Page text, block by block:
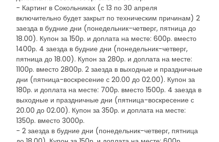
- Картинг в Сокольниках (с 13 по 30 апреля
включительно будет закрыт по техническим причинам) 2
заезда в будние дни (понедельник-четверг, пятница до
18.00). Купон за 150р. и доплата на месте: 600р. вместо
1400р. 4 заезда в будние дни (понедельник-четверг,
пятница до 18.00). Купон за 280р. и доплата на месте:
1100р. вместо 2800р. 2 заезда в выходные и праздничные
дни (пятница-воскресение с 20.00 до 02.00). Купон за
180р. и доплата на месте: 700р. вместо 1500р. 4 заезда в
выходные и праздничные дни (пятница-воскресение с
20.00 до 02.00). Купон за 350р. и доплата на месте:
1350р. вместо 3000р.
- 2 заезда в будние дни (понедельник-четверг, пятница